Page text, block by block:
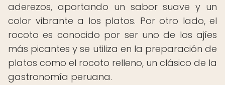
aderezos, aportando un sabor suave y un
color vibrante a los platos. Por otro lado, el
rocoto es conocido por ser uno de los ajíes
más picantes y se utiliza en la preparación de
platos como el rocoto relleno, un clásico de la
gastronomía peruana.